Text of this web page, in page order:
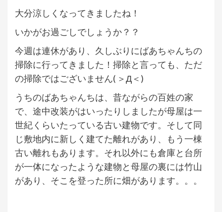
大分涼しくなってきましたね！
いかがお過ごしでしょうか？？
今週は連休があり、久しぶりにばあちゃんちの
掃除に行ってきました！掃除と言っても、ただ
の掃除ではございません( ＞Д＜)
うちのばあちゃんちは、昔ながらの百姓の家
で、途中改装がはいったりしましたが母屋は一
世紀くらいたっている古い建物です。そして同
じ敷地内に新しく建てた離れがあり、もう一棟
古い離れもあります。それ以外にも倉庫と台所
が一体になったような建物と母屋の裏には竹山
があり、そこを登った所に畑があります。。。